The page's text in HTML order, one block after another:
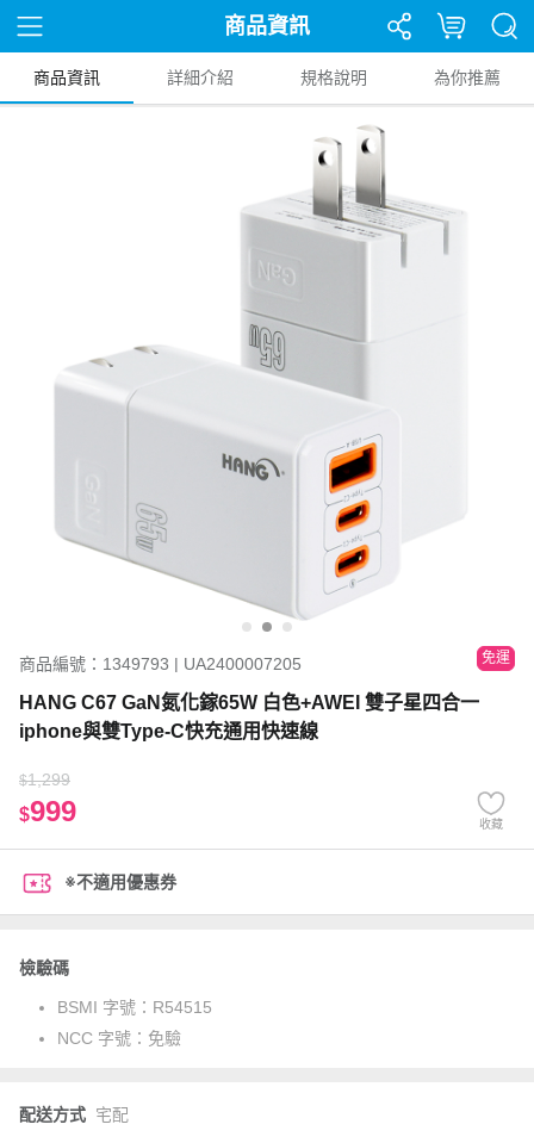
商品資訊
商品資訊 詳細介紹 規格說明 為你推薦
商品編號：1349793 | UA2400007205 免運
HANG C67 GaN氮化鎵65W 白色+AWEI 雙子星四合一
iphone與雙Type-C快充通用快速線
$1,299
$999 收藏
※不適用優惠券
檢驗碼
BSMI 字號： R54515
NCC 字號： 免驗
配送方式 宅配